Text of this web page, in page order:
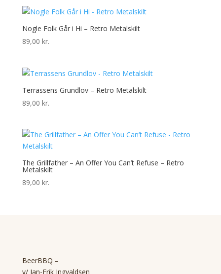
Nogle Folk Går i Hi – Retro Metalskilt
89,00 kr.
Terrassens Grundlov – Retro Metalskilt
89,00 kr.
The Grillfather – An Offer You Can’t Refuse – Retro
Metalskilt
89,00 kr.
BeerBBQ –
v/ Jan-Erik Ingvaldsen